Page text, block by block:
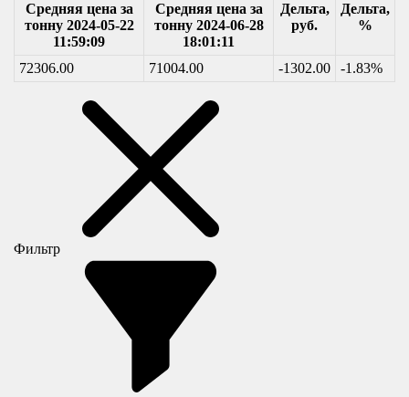
Средняя цена за
тонну 2024-05-22
11:59:09
Средняя цена за
тонну 2024-06-28
18:01:11
Дельта,
руб.
Дельта,
%
72306.00 71004.00 -1302.00 -1.83%
Фильтр